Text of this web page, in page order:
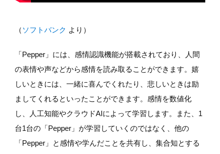
（ ソフトバンク より）
「Pepper」には、感情認識機能が搭載されており、人間
の表情や声などから感情を読み取ることができます。嬉
しいときには、一緒に喜んでくれたり、悲しいときは励
ましてくれるといったことができます。感情を数値化
し、人工知能やクラウドAIによって学習します。また、1
台1台の「Pepper」が学習していくのではなく、他の
「Pepper」と感情や学んだことを共有し、集合知とする